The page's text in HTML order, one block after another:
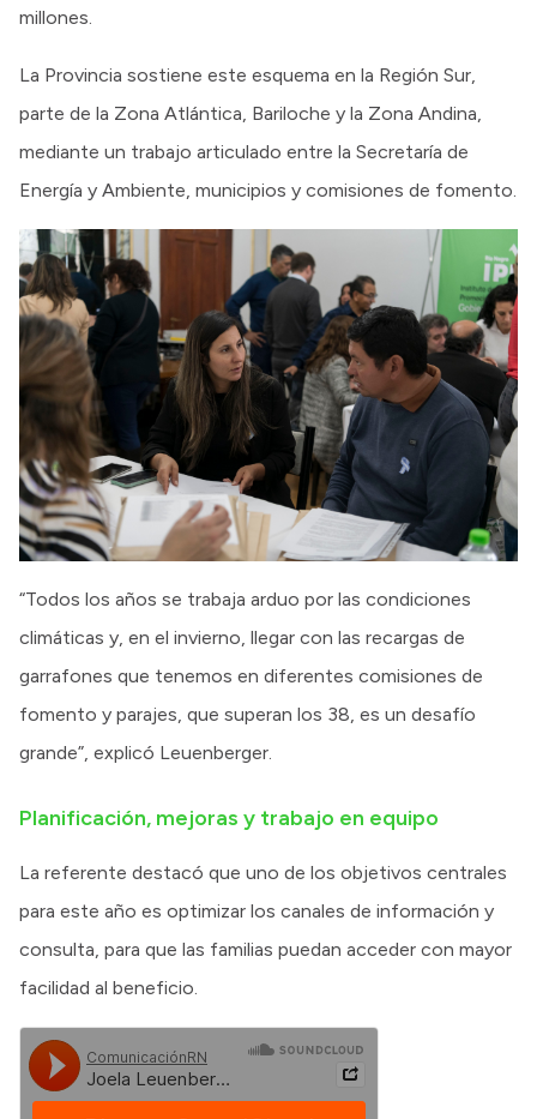
millones.
La Provincia sostiene este esquema en la Región Sur,
parte de la Zona Atlántica, Bariloche y la Zona Andina,
mediante un trabajo articulado entre la Secretaría de
Energía y Ambiente, municipios y comisiones de fomento.
“Todos los años se trabaja arduo por las condiciones
climáticas y, en el invierno, llegar con las recargas de
garrafones que tenemos en diferentes comisiones de
fomento y parajes, que superan los 38, es un desafío
grande”, explicó Leuenberger.
Planificación, mejoras y trabajo en equipo
La referente destacó que uno de los objetivos centrales
para este año es optimizar los canales de información y
consulta, para que las familias puedan acceder con mayor
facilidad al beneficio.